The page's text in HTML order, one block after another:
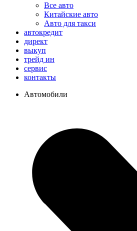
Все авто
Китайские авто
Авто для такси
автокредит
директ
выкуп
трейд ин
сервис
контакты
Автомобили